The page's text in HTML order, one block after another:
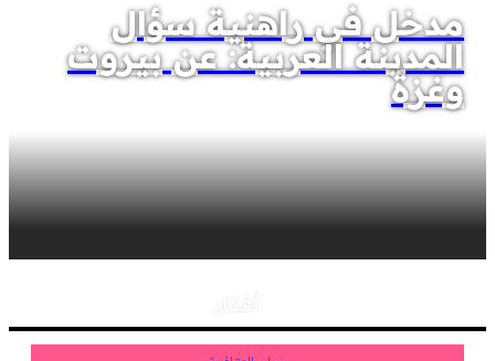
مدخل في راهنية سؤال
المدينة العربية: عن بيروت
وغزة